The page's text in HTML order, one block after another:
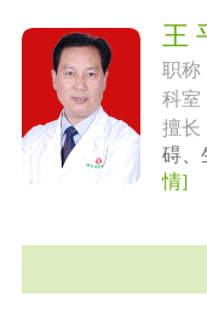
王
职称
科室
擅长
碍、
情]